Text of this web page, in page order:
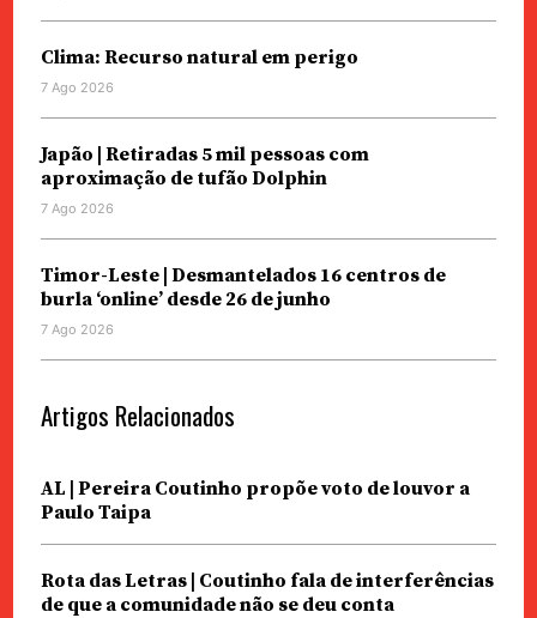
Clima: Recurso natural em perigo
7 Ago 2026
Japão | Retiradas 5 mil pessoas com
aproximação de tufão Dolphin
7 Ago 2026
Timor-Leste | Desmantelados 16 centros de
burla ‘online’ desde 26 de junho
7 Ago 2026
Artigos Relacionados
AL | Pereira Coutinho propõe voto de louvor a
Paulo Taipa
Rota das Letras | Coutinho fala de interferências
de que a comunidade não se deu conta